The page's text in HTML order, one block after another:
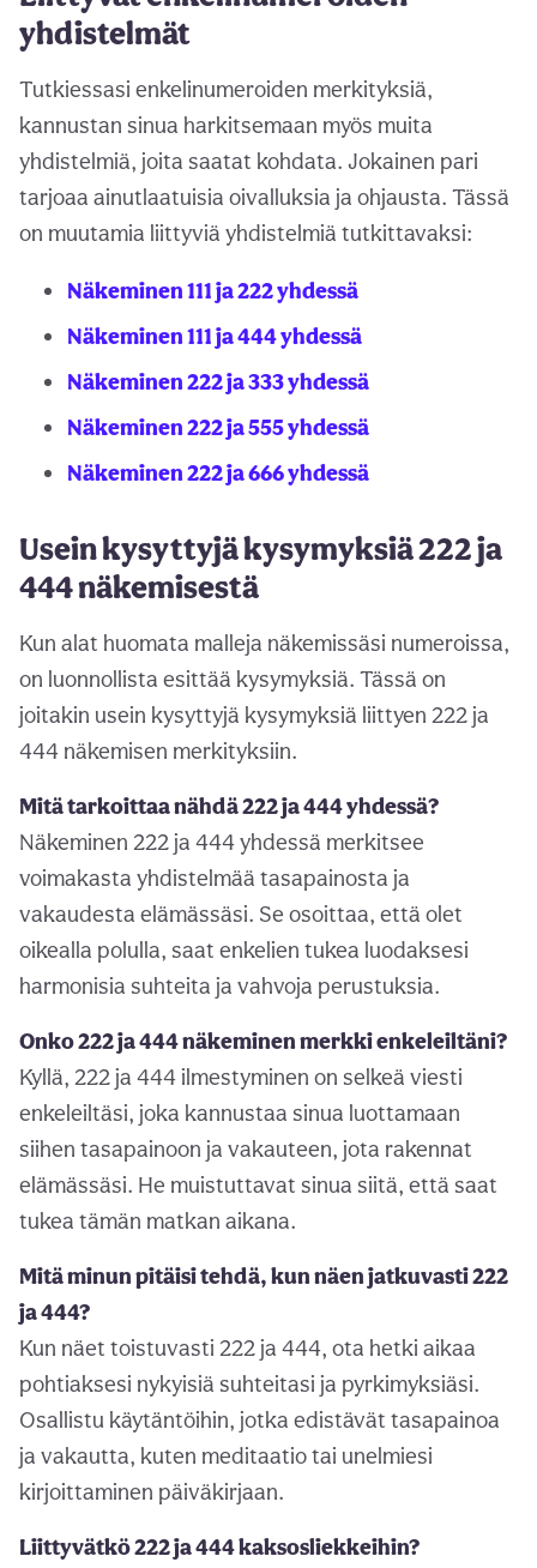
yhdistelmät
Tutkiessasi enkelinumeroiden merkityksiä,
kannustan sinua harkitsemaan myös muita
yhdistelmiä, joita saatat kohdata. Jokainen pari
tarjoaa ainutlaatuisia oivalluksia ja ohjausta. Tässä
on muutamia liittyviä yhdistelmiä tutkittavaksi:
Näkeminen 111 ja 222 yhdessä
Näkeminen 111 ja 444 yhdessä
Näkeminen 222 ja 333 yhdessä
Näkeminen 222 ja 555 yhdessä
Näkeminen 222 ja 666 yhdessä
Usein kysyttyjä kysymyksiä 222 ja
444 näkemisestä
Kun alat huomata malleja näkemissäsi numeroissa,
on luonnollista esittää kysymyksiä. Tässä on
joitakin usein kysyttyjä kysymyksiä liittyen 222 ja
444 näkemisen merkityksiin.
Mitä tarkoittaa nähdä 222 ja 444 yhdessä?
Näkeminen 222 ja 444 yhdessä merkitsee
voimakasta yhdistelmää tasapainosta ja
vakaudesta elämässäsi. Se osoittaa, että olet
oikealla polulla, saat enkelien tukea luodaksesi
harmonisia suhteita ja vahvoja perustuksia.
Onko 222 ja 444 näkeminen merkki enkeleiltäni?
Kyllä, 222 ja 444 ilmestyminen on selkeä viesti
enkeleiltäsi, joka kannustaa sinua luottamaan
siihen tasapainoon ja vakauteen, jota rakennat
elämässäsi. He muistuttavat sinua siitä, että saat
tukea tämän matkan aikana.
Mitä minun pitäisi tehdä, kun näen jatkuvasti 222
ja 444?
Kun näet toistuvasti 222 ja 444, ota hetki aikaa
pohtiaksesi nykyisiä suhteitasi ja pyrkimyksiäsi.
Osallistu käytäntöihin, jotka edistävät tasapainoa
ja vakautta, kuten meditaatio tai unelmiesi
kirjoittaminen päiväkirjaan.
Liittyvätkö 222 ja 444 kaksosliekkeihin?